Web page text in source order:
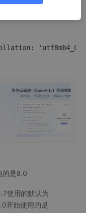
的是8.0
使用的默认为
开始使用的是